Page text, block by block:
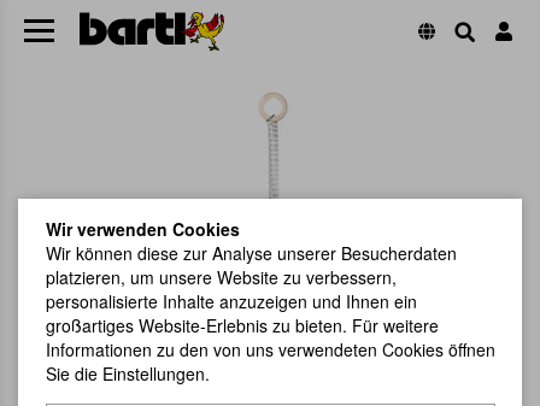
Wir verwenden Cookies
Wir können diese zur Analyse unserer Besucherdaten
platzieren, um unsere Website zu verbessern,
personalisierte Inhalte anzuzeigen und Ihnen ein
großartiges Website-Erlebnis zu bieten. Für weitere
Informationen zu den von uns verwendeten Cookies öffnen
Sie die Einstellungen.